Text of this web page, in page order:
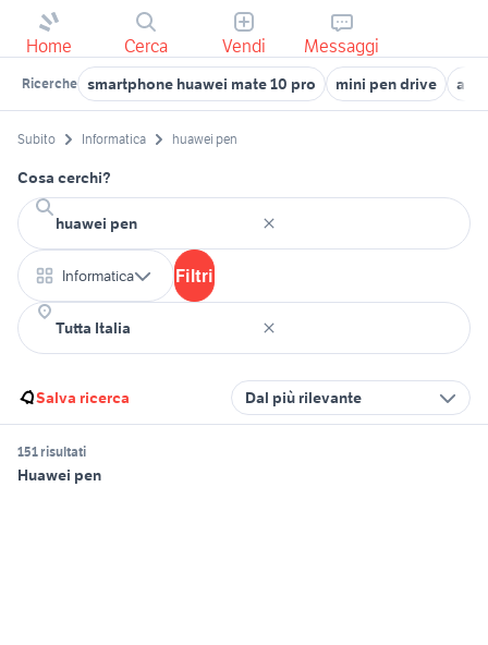
Home Cerca Vendi Messaggi
Ricerche smartphone huawei mate 10 pro mini pen drive
Subito Informatica huawei pen
Cosa cerchi?
Informatica Filtri
Salva ricerca Dal più rilevante
151 risultati
Huawei pen